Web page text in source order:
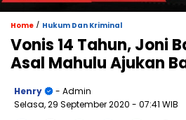
Home / Hukum Dan Kriminal
Vonis 14 Tahun, Joni
Asal Mahulu Ajukan
Henry
- Admin
Selasa, 29 September 2020 - 07:41 WIB